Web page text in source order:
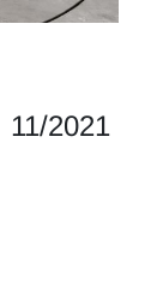
11/2021